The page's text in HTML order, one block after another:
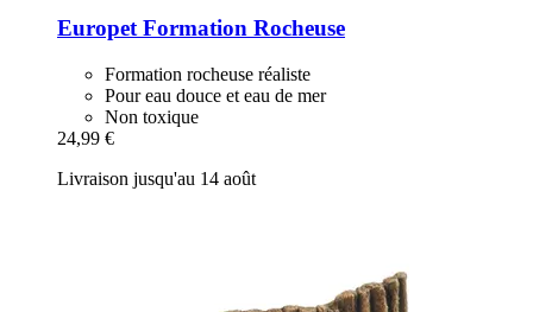
EuropetFormation Rocheuse
Formation rocheuse réaliste
Pour eau douce et eau de mer
Non toxique
24,99 €
Livraison jusqu'au 14 août